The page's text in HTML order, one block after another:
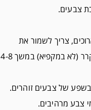
צריך לשמור את
הבצלים (באריזה זו) במגירת הירקות של המקרר (לא במקפיא) במשך 4-8
בשפע של צבעים זוהרים.
צבע מרהיבים.